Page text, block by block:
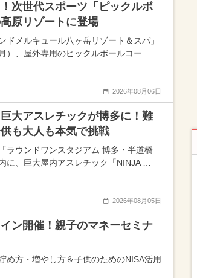
次世代スポーツ「ピックルボ
原リゾートに登場
ドメルキュール八ヶ岳リゾート＆スパ」
）、屋外専用のピックルボールコー…
2026年08月06日
大アスレチックが博多に！難
も大人も本気で挑戦
ラウンドワンスタジアム 博多・半道橋
に、巨大屋内アスレチック「NINJA …
2026年08月05日
ン開催！親子のマネーセミナ
め方・増やし方＆子供のためのNISA活用